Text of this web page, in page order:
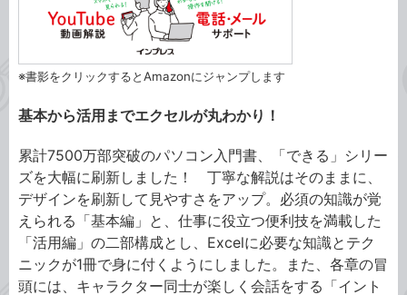
※書影をクリックするとAmazonにジャンプします
基本から活用までエクセルが丸わかり！
累計7500万部突破のパソコン入門書、「できる」シリー
ズを大幅に刷新しました！ 丁寧な解説はそのままに、
デザインを刷新して見やすさをアップ。必須の知識が覚
えられる「基本編」と、仕事に役立つ便利技を満載した
「活用編」の二部構成とし、Excelに必要な知識とテク
ニックが1冊で身に付くようにしました。また、各章の冒
頭には、キャラクター同士が楽しく会話をする「イント